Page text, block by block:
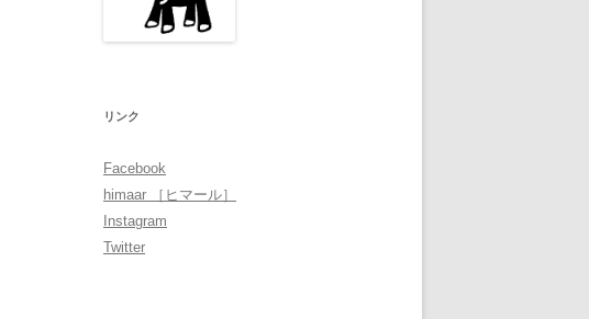
リンク
Facebook
himaar ［ヒマール］
Instagram
Twitter